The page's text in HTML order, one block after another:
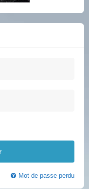
Mot de passe perdu